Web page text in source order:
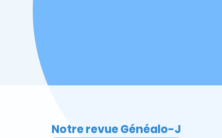
Notre revue Généalo-J